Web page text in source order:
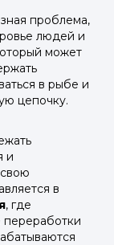
проблема,
людей и
может
в рыбе и
цепочку.
и
в
, где